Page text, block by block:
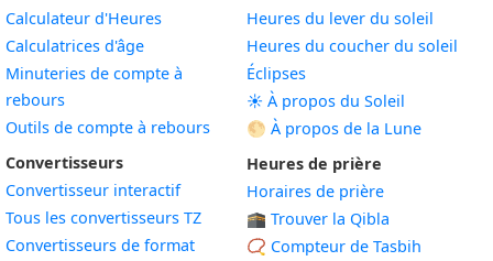
Calculateur d'Heures
Calculatrices d'âge
Minuteries de compte à
rebours
Outils de compte à rebours
Convertisseurs
Convertisseur interactif
Tous les convertisseurs TZ
Convertisseurs de format
Heures du lever du soleil
Heures du coucher du soleil
Éclipses
☀️ À propos du Soleil
🌕 À propos de la Lune
Heures de prière
Horaires de prière
🕋 Trouver la Qibla
📿 Compteur de Tasbih